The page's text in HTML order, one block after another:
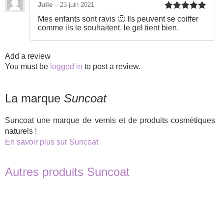
Rated5out
of 5
Julie – 23 juin 2021
Mes enfants sont ravis 🙂 Ils peuvent se coiffer
comme ils le souhaitent, le gel tient bien.
Add a review
You must be logged in to post a review.
La marque Suncoat
Suncoat une marque de vernis et de produits cosmétiques
naturels !
En savoir plus sur Suncoat
Autres produits Suncoat